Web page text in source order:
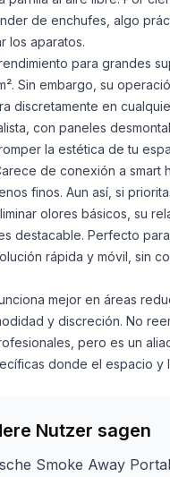
de enchufes, algo
los aparatos.
para grandes
Sin embargo, su
discretamente en
con paneles
la estética de tu
de conexión a smart
finos. Aun así, si
olores básicos, su
destacable. Perfecto
rápida y móvil, sin
mejor en áreas
y discreción. No
pero es un
donde el espacio y
Nutzer sagen
Smoke Away